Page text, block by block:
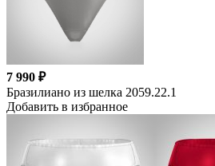
7 990 ₽
Бразилиано из шелка 2059.22.1
Добавить в избранное